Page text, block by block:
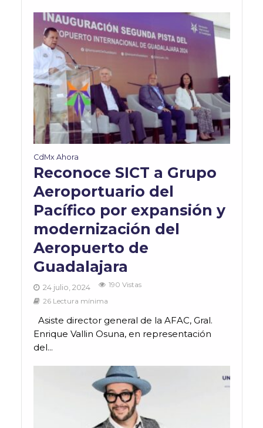
CdMx Ahora
Reconoce SICT a Grupo
Aeroportuario del
Pacífico por expansión y
modernización del
Aeropuerto de
Guadalajara
24 julio, 2024
190 Vistas
26 Lectura mínima
Asiste director general de la AFAC, Gral.
Enrique Vallin Osuna, en representación
del...